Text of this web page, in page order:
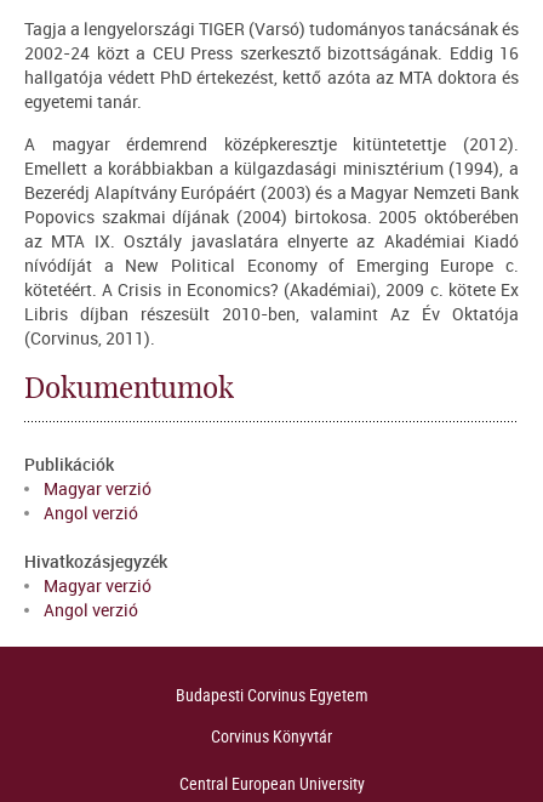
Tagja a lengyelországi TIGER (Varsó) tudományos tanácsának és
2002-24 közt a CEU Press szerkesztő bizottságának. Eddig 16
hallgatója védett PhD értekezést, kettő azóta az MTA doktora és
egyetemi tanár.
A magyar érdemrend középkeresztje kitüntetettje (2012).
Emellett a korábbiakban a külgazdasági minisztérium (1994), a
Bezerédj Alapítvány Európáért (2003) és a Magyar Nemzeti Bank
Popovics szakmai díjának (2004) birtokosa. 2005 októberében
az MTA IX. Osztály javaslatára elnyerte az Akadémiai Kiadó
nívódíját a New Political Economy of Emerging Europe c.
kötetéért. A Crisis in Economics? (Akadémiai), 2009 c. kötete Ex
Libris díjban részesült 2010-ben, valamint Az Év Oktatója
(Corvinus, 2011).
Dokumentumok
Publikációk
Magyar verzió
Angol verzió
Hivatkozásjegyzék
Magyar verzió
Angol verzió
Budapesti Corvinus Egyetem
Corvinus Könyvtár
Central European University